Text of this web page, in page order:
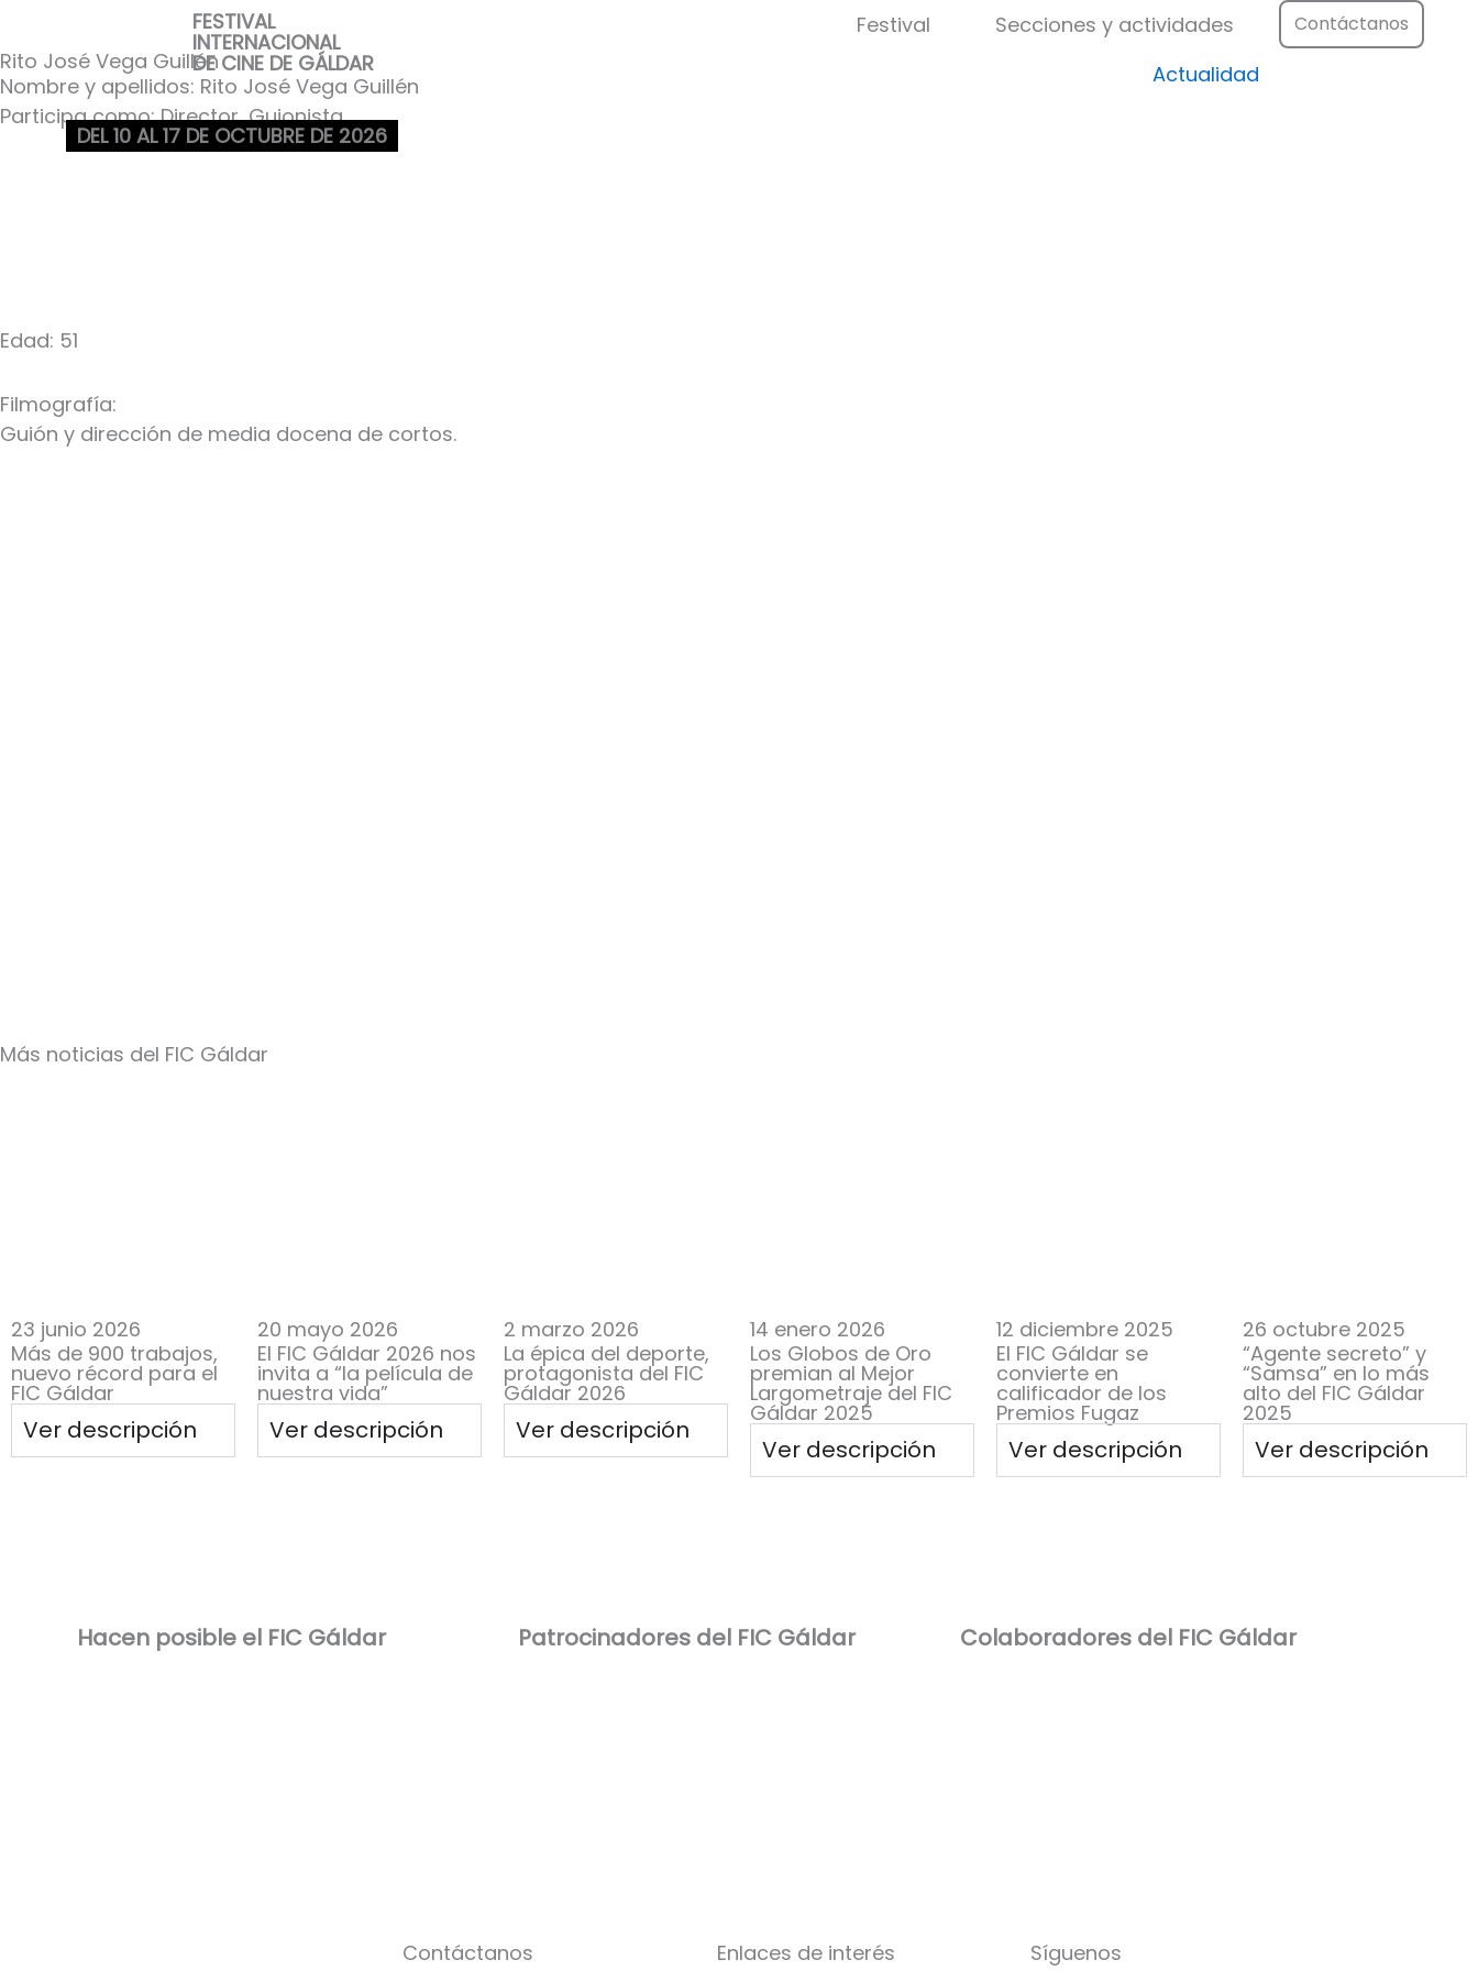
contenido
FESTIVAL
INTERNACIONAL
DE CINE DE GÁLDAR
DEL 10 AL 17 DE OCTUBRE DE 2026
Festival Abrir FestivalSecciones y actividades Abrir Secciones y
Actualidad
Contáctanos
Rito José Vega Guillén
Nombre y apellidos: Rito José Vega Guillén
Participa como: Director, Guionista
Edad: 51
Filmografía:
Guión y dirección de media docena de cortos.
Más noticias del FIC Gáldar
23 junio 2026
Más de 900 trabajos,
nuevo récord para el
FIC Gáldar
Ver descripción
20 mayo 2026
El FIC Gáldar 2026 nos
invita a “la película de
nuestra vida”
Ver descripción
2 marzo 2026
La épica del deporte,
protagonista del FIC
Gáldar 2026
Ver descripción
14 enero 2026
Los Globos de Oro
premian al Mejor
Largometraje del FIC
Gáldar 2025
Ver descripción
12 diciembre 2025
El FIC Gáldar se
convierte en
calificador de los
Premios Fugaz
Ver descripción
26 octubre 2025
“Agente secreto” y
“Samsa” en lo más
alto del FIC Gáldar
2025
Ver descripción
Hacen posible el FIC Gáldar Patrocinadores del FIC Gáldar​ Colaboradores del FIC Gáldar
Contáctanos Enlaces de interés Síguenos